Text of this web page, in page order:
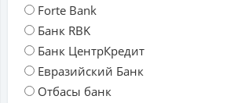
Forte Bank
Банк RBK
Банк ЦентрКредит
Евразийский Банк
Отбасы банк